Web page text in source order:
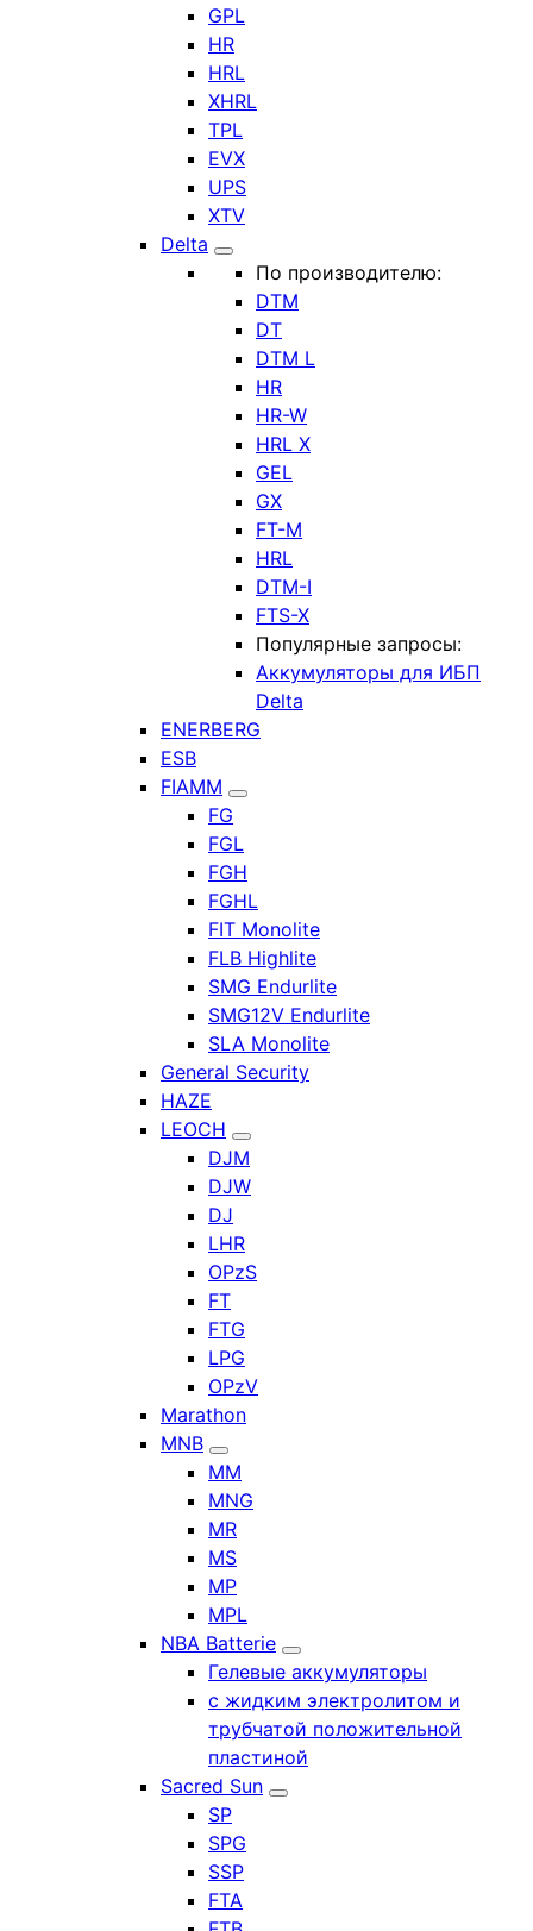
GPL
HR
HRL
XHRL
TPL
EVX
UPS
XTV
Delta
По производителю:
DTM
DT
DTM L
HR
HR-W
HRL X
GEL
GX
FT-M
HRL
DTM-I
FTS-X
Популярные запросы:
Аккумуляторы для ИБП
Delta
ENERBERG
ESB
FIAMM
FG
FGL
FGH
FGHL
FIT Monolite
FLB Highlite
SMG Endurlite
SMG12V Endurlite
SLA Monolite
General Security
HAZE
LEOCH
DJM
DJW
DJ
LHR
OPzS
FT
FTG
LPG
OPzV
Marathon
MNB
MM
MNG
MR
MS
MP
MPL
NBA Batterie
Гелевые аккумуляторы
с жидким электролитом и
трубчатой положительной
пластиной
Sacred Sun
SP
SPG
SSP
FTA